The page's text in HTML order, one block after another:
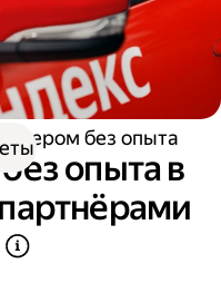
без опыта
опыта в